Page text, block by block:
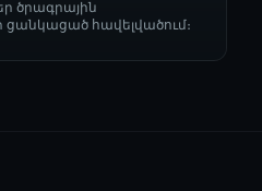
ծրագրային
հավելվածում։